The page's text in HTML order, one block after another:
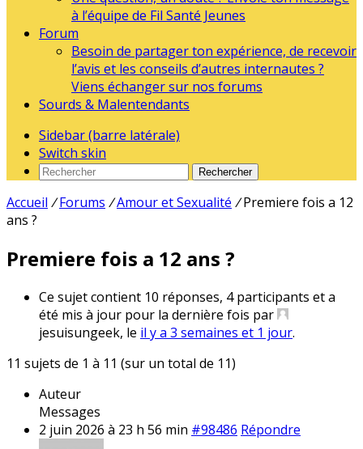
à l’équipe de Fil Santé Jeunes
Forum
Besoin de partager ton expérience, de recevoir
l’avis et les conseils d’autres internautes ?
Viens échanger sur nos forums
Sourds & Malentendants
Sidebar (barre latérale)
Switch skin
Rechercher
Accueil / Forums /Amour et Sexualité / Premiere fois a 12
ans ?
Premiere fois a 12 ans ?
Ce sujet contient 10 réponses, 4 participants et a
été mis à jour pour la dernière fois par
jesuisungeek, le il y a 3 semaines et 1 jour.
11 sujets de 1 à 11 (sur un total de 11)
Auteur
Messages
2 juin 2026 à 23 h 56 min #98486 Répondre